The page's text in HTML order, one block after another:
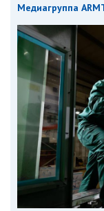
Медиагруппа